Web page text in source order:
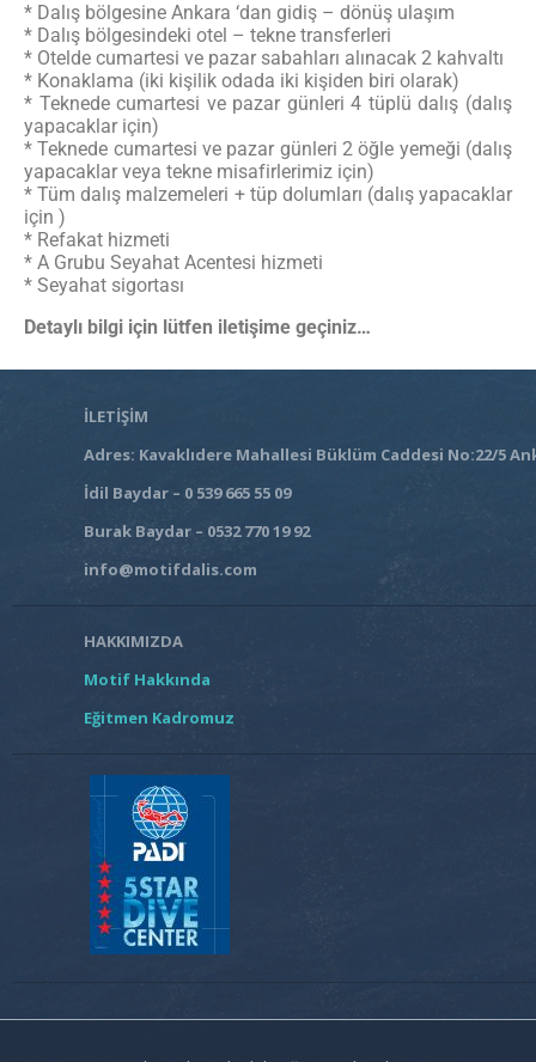
* Dalış bölgesine Ankara ‘dan gidiş – dönüş ulaşım
* Dalış bölgesindeki otel – tekne transferleri
* Otelde cumartesi ve pazar sabahları alınacak 2 kahvaltı
* Konaklama (iki kişilik odada iki kişiden biri olarak)
* Teknede cumartesi ve pazar günleri 4 tüplü dalış (dalış
yapacaklar için)
* Teknede cumartesi ve pazar günleri 2 öğle yemeği (dalış
yapacaklar veya tekne misafirlerimiz için)
* Tüm dalış malzemeleri + tüp dolumları (dalış yapacaklar
için )
* Refakat hizmeti
* A Grubu Seyahat Acentesi hizmeti
* Seyahat sigortası
Detaylı bilgi için lütfen iletişime geçiniz…
İLETİŞİM
Adres: Kavaklıdere Mahallesi Büklüm Caddesi No:22/5
İdil Baydar – 0 539 665 55 09
Burak Baydar – 0532 770 19 92
info@motifdalis.com
HAKKIMIZDA
Motif Hakkında
Eğitmen Kadromuz